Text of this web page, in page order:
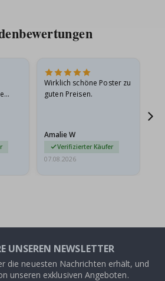
Wirklich schöne Poster zu
guten Preisen.
Amalie W
Verifizierter Käufer
07.08.2026
UNSEREN NEWSLETTER
die neuesten Nachrichten erhält, und
unseren exklusiven Angeboten.